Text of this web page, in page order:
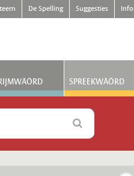
De Spelling Suggesties Info
SPREEKWÄÖRD